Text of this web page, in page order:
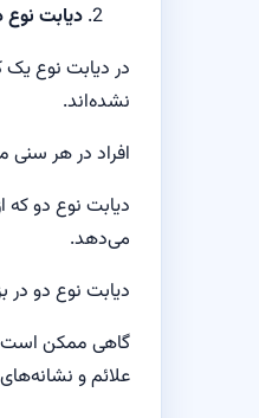
دیابت نوع
در دیابت نوع یک
نشده‌اند.
افراد در هر
دیابت نوع دو
می‌دهد.
دیابت نوع دو
گاهی ممکن است
علائم و